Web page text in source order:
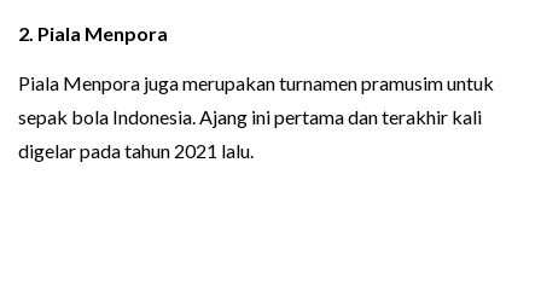
2. Piala Menpora
Piala Menpora juga merupakan turnamen pramusim untuk
sepak bola Indonesia. Ajang ini pertama dan terakhir kali
digelar pada tahun 2021 lalu.